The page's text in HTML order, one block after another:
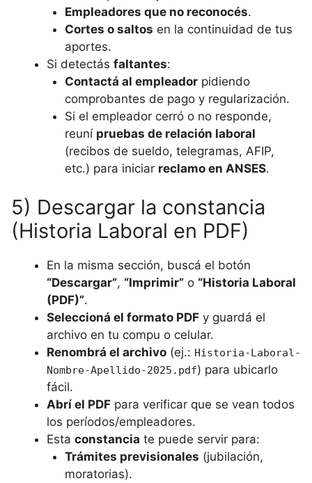
Empleadores que no reconocés.
Cortes o saltos en la continuidad de tus
aportes.
Si detectás faltantes:
Contactá al empleadorpidiendo
comprobantes de pago y regularización.
Si el empleador cerró o no responde,
reuní pruebas de relación laboral
(recibos de sueldo, telegramas, AFIP,
etc.) para iniciar reclamo en ANSES.
5) Descargar la constancia
(Historia Laboral en PDF)
En la misma sección, buscá el botón
“Descargar”, “Imprimir” o “Historia Laboral
(PDF)”.
Seleccioná el formato PDF y guardá el
archivo en tu compu o celular.
Renombrá el archivo (ej.: Historia-Laboral-
Nombre-Apellido-2025.pdf) para ubicarlo
fácil.
Abrí el PDF para verificar que se vean todos
los períodos/empleadores.
Esta constancia te puede servir para:
Trámites previsionales (jubilación,
moratorias).